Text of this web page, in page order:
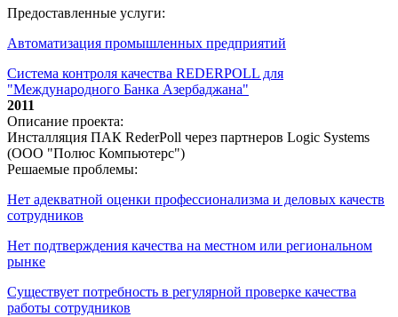
Предоставленные услуги:
Автоматизация промышленных предприятий
Система контроля качества REDERPOLL для
"Международного Банка Азербаджана"
2011
Описание проекта:
Инсталляция ПАК RederPoll через партнеров Logic Systems
(ООО "Полюс Компьютерс")
Решаемые проблемы:
Нет адекватной оценки профессионализма и деловых качеств
сотрудников
Нет подтверждения качества на местном или региональном
рынке
Существует потребность в регулярной проверке качества
работы сотрудников